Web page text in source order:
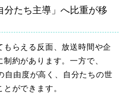
分たち主導」へ比重が移
もらえる反面、放送時間や企
約があります。一方で、
自由度が高く、自分たちの世
ができます。